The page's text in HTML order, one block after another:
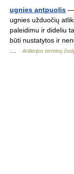
ugnies antpuolis —
ugnies užduočių
paleidimu ir dideliu
būti nustatytos ir
Artilerijos terminų